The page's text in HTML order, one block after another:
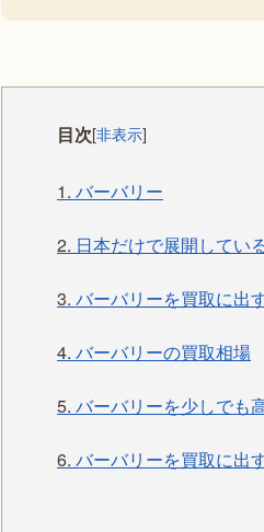
目次[非表示]
1. バーバリー
2. 日本だけで展開してい
3. バーバリーを買取に出
4. バーバリーの買取相場
5. バーバリーを少しでも
6. バーバリーを買取に出